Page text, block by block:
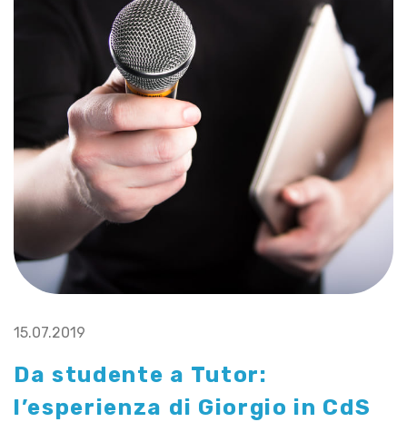
15.07.2019
Da studente a Tutor:
l’esperienza di Giorgio in CdS